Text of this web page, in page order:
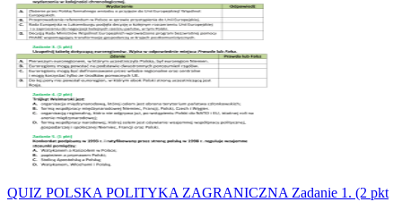
QUIZ POLSKA POLITYKA ZAGRANICZNA Zadanie 1. (2 pkt